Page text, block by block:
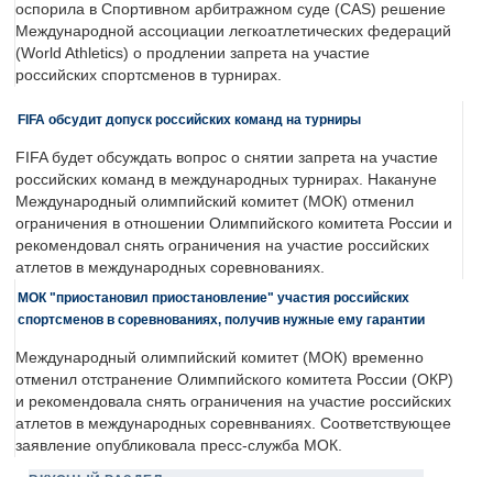
оспорила в Спортивном арбитражном суде (CAS) решение
Международной ассоциации легкоатлетических федераций
(World Athletics) о продлении запрета на участие
российских спортсменов в турнирах.
FIFA обсудит допуск российских команд на турниры
FIFA будет обсуждать вопрос о снятии запрета на участие
российских команд в международных турнирах. Накануне
Международный олимпийский комитет (МОК) отменил
ограничения в отношении Олимпийского комитета России и
рекомендовал снять ограничения на участие российских
атлетов в международных соревнованиях.
МОК "приостановил приостановление" участия российских
спортсменов в соревнованиях, получив нужные ему гарантии
Международный олимпийский комитет (МОК) временно
отменил отстранение Олимпийского комитета России (ОКР)
и рекомендовала снять ограничения на участие российских
атлетов в международных соревнваниях. Соответствующее
заявление опубликовала пресс-служба МОК.